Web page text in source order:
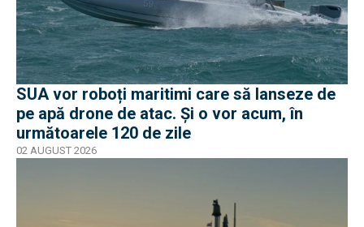
SUA vor roboți maritimi care să lanseze de
pe apă drone de atac. Și o vor acum, în
următoarele 120 de zile
02 AUGUST 2026